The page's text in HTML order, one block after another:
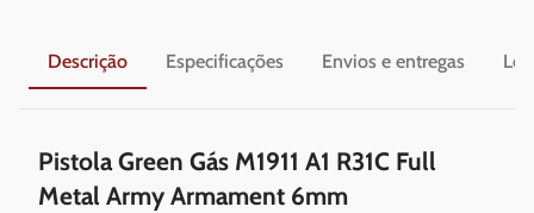
Descrição Especificações Envios e entregas
Pistola Green Gás M1911 A1 R31C Full
Metal Army Armament 6mm